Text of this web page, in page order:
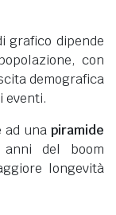
grafico dipende
con
demografica
eventi.
ad una piramide
del boom
longevità